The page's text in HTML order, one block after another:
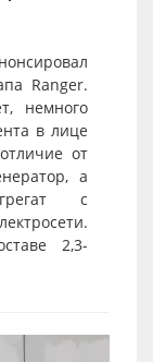
Ranger.
немного
в лице
от
а
с
2,3-